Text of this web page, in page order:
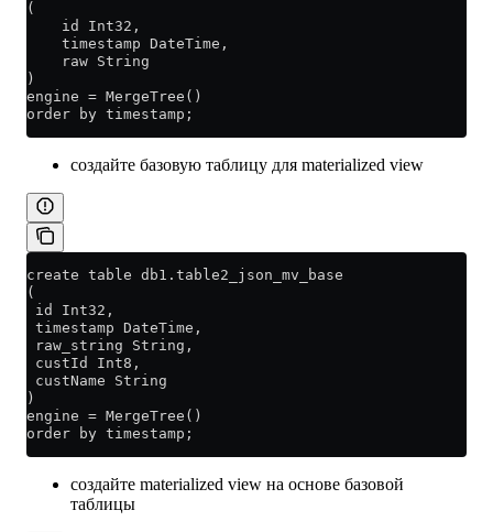
(
    id Int32,
    timestamp DateTime,
    raw String
)
engine = MergeTree()
order by timestamp;
создайте базовую таблицу для materialized view
create table db1.table2_json_mv_base
(
id Int32,
timestamp DateTime,
raw_string String,
custId Int8,
custName String
)
engine = MergeTree()
order by timestamp;
создайте materialized view на основе базовой
таблицы